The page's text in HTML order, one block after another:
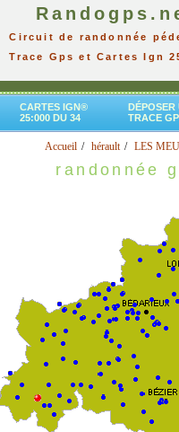
Circuit de randonnée
Trace Gps et Cartes Ign
CARTES IGN®
25:000 DU 34
DÉPOSER
TRACE
Accueil hérault LES
randonnée